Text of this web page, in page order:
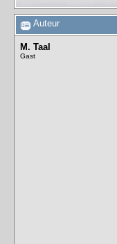
Auteur
M. Taal
Gast